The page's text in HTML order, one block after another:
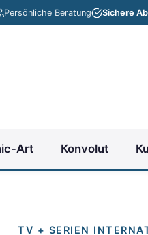
Persönliche Beratung Sichere
Art Konvolut
TV + SERIEN